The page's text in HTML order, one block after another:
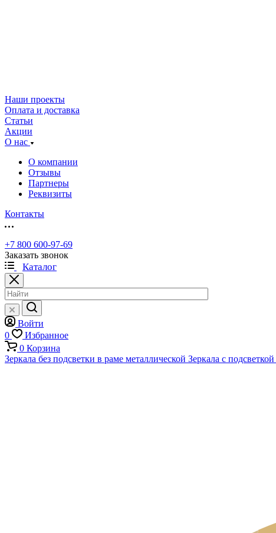
Наши проекты
Оплата и доставка
Статьи
Акции
О нас
О компании
Отзывы
Партнеры
Реквизиты
Контакты
+7 800 600-97-69
Заказать звонок
Каталог
Войти
0
Избранное
0 Корзина
Зеркала без подсветки в раме металлической Зеркала с подсветкой